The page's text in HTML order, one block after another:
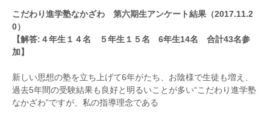
こだわり 進学塾なかざわ 第六期生アンケート 結果（2017.11.2
0）
【解答:４年生１４名 ５年生１５名 6年生14名 合計43名参
加】
新しい思想の塾を立ち上げて6年がたち、お陰様で生徒も増え、
過去5年間の受験結果も良好と明るいことが多い“こだわり進学塾
なかざわ”ですが、私の指導理念である